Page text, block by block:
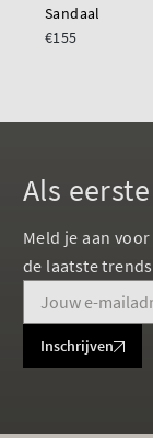
Sandaal
€155
Als
Meld je aan
de laatste
Inschrijven